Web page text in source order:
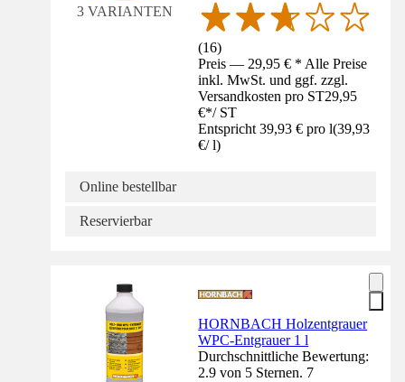
3 VARIANTEN
(16)
Preis — 29,95 € * Alle Preise
inkl. MwSt. und ggf. zzgl.
Versandkosten pro ST29,95
€*/ ST
Entspricht 39,93 € pro l(39,93
€/ l)
Online bestellbar
Reservierbar
HORNBACH Holzentgrauer
WPC-Entgrauer 1 l
Durchschnittliche Bewertung:
2.9 von 5 Sternen. 7